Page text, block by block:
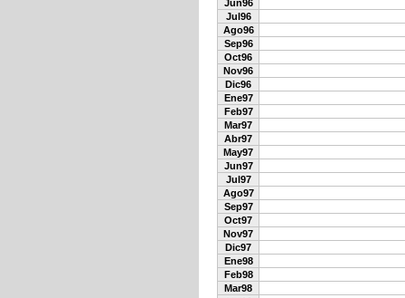
Jun96
Jul96
Ago96
Sep96
Oct96
Nov96
Dic96
Ene97
Feb97
Mar97
Abr97
May97
Jun97
Jul97
Ago97
Sep97
Oct97
Nov97
Dic97
Ene98
Feb98
Mar98